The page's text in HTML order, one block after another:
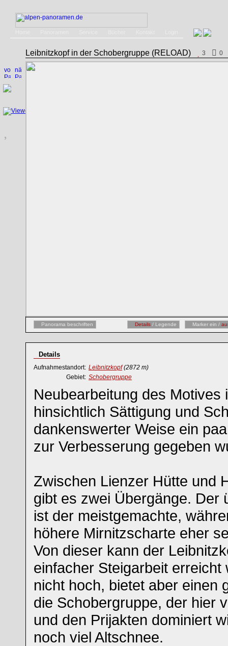
Leibnitzkopf in der Schobergruppe (RELOAD) 3 0
Panorama beschriften Details / Legende Marker ein /
Details
Aufnahmestandort: Leibnitzkopf (2872 m)
Gebiet: Schobergruppe
Neubearbeitung des Motives
hinsichtlich Sättigung und
dankenswerter Weise ein
zur Verbesserung gegeben
Zwischen Lienzer Hütte und
gibt es zwei Übergänge. Der
ist der meistgemachte,
höhere Mirnitzscharte eher
Von dieser kann der
einfacher Steigarbeit
nicht hoch, bietet aber einen
die Schobergruppe, der hier
und den Prijakten dominiert
noch viel Altschnee.